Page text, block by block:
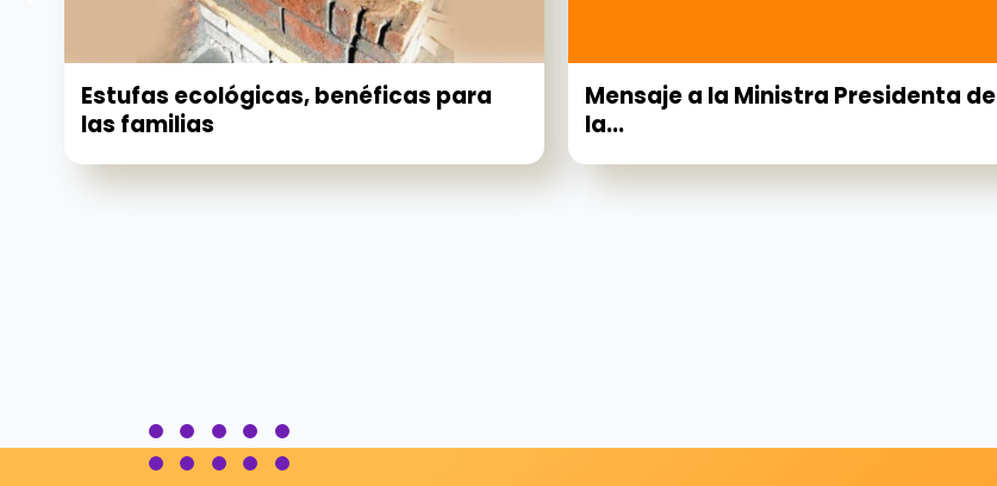
Estufas ecológicas, benéficas para
las familias
Mensaje a la Ministra Presidenta de
la...